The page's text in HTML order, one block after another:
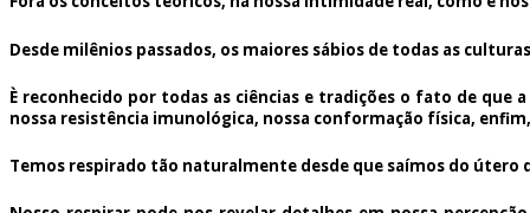
Desde milênios passados, os maiores sábios de todas as
È reconhecido por todas as ciências e tradições o fato de
nossa resistência imunológica, nossa conformação física,
Temos respirado tão naturalmente desde que saímos do útero